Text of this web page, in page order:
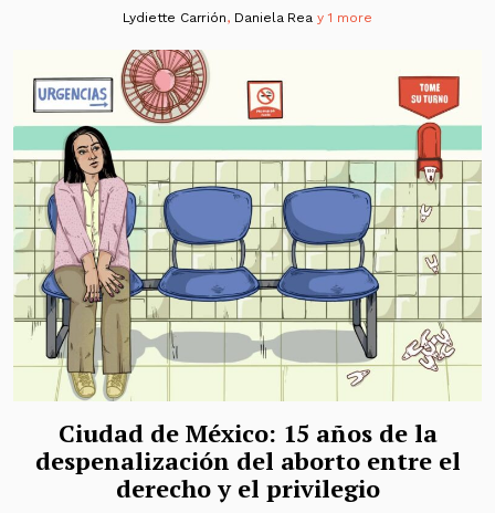
Lydiette Carrión, Daniela Rea y 1 more
Ciudad de México: 15 años de la
despenalización del aborto entre el
derecho y el privilegio